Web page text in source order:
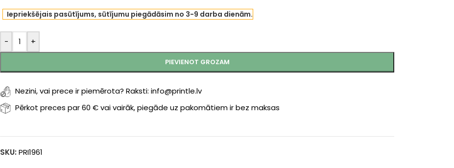
Iepriekšējais pasūtījums, sūtījumu piegādāsim no 3-9 darba dienām.
- +
PIEVIENOT GROZAM
Nezini, vai prece ir piemērota? Raksti: info@printle.lv
Pērkot preces par 60 € vai vairāk, piegāde uz pakomātiem ir bez maksas
SKU:PRI1961